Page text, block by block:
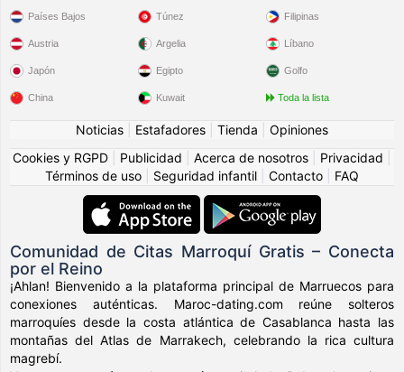
Países Bajos
Austria
Japón
China
Túnez
Argelia
Egipto
Kuwait
Filipinas
Líbano
Golfo
Toda la lista
Noticias Estafadores Tienda
Opiniones
Cookies y RGPD
Publicidad Acerca de nosotros Privacidad
Términos de uso
Seguridad infantil Contacto FAQ
Comunidad de Citas Marroquí Gratis – Conecta
por el Reino
¡Ahlan! Bienvenido a la plataforma principal de Marruecos para
conexiones auténticas. Maroc-dating.com reúne solteros
marroquíes desde la costa atlántica de Casablanca hasta las
montañas del Atlas de Marrakech, celebrando la rica cultura
magrebí.